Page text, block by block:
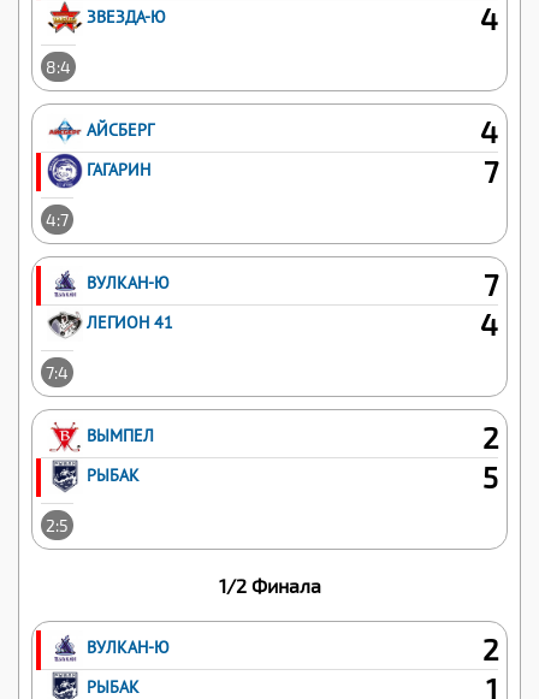
ЗВЕЗДА-Ю 4
8:4
АЙСБЕРГ 4
ГАГАРИН 7
4:7
ВУЛКАН-Ю 7
ЛЕГИОН 41 4
7:4
ВЫМПЕЛ 2
РЫБАК 5
2:5
1/2 Финала
ВУЛКАН-Ю 2
РЫБАК 1